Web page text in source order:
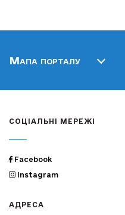
Мапа порталу
СОЦІАЛЬНІ МЕРЕЖІ
Facebook
Instagram
АДРЕСА